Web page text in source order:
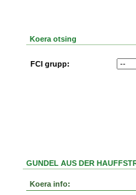
Koera otsing
FCI grupp:
GUNDEL AUS DER
Koera info: